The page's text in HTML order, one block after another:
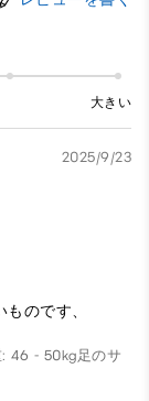
大きい
2025/9/23
のです、
: 46 - 50kg足のサ